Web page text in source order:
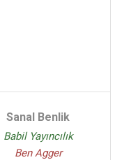
Sanal Benlik
Babil Yayıncılık
Ben Agger